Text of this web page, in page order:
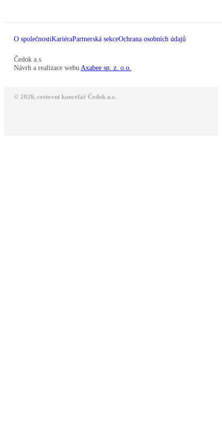
O společnostiKariéraPartnerská sekceOchrana osobních údajů
Čedok a.s
Návrh a realizace webu Axabee sp. z. o.o.
© 2026, cestovní kancelář Čedok a.s.